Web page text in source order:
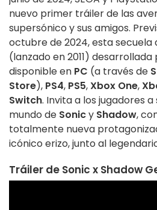
nuevo primer tráiler de las
supersónico y sus amigos.
octubre de 2024, esta secuela
(lanzado en 2011) desarrollada
disponible en PC (a través de
Store), PS4, PS5,Xbox One,
Switch. Invita a los jugadores
mundo de Sonicy Shadow,
totalmente nueva
icónico erizo, junto al
Tráiler de Sonic x Shadow